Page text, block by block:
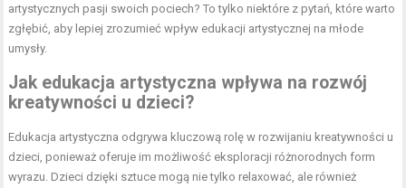
artystycznych pasji swoich pociech? To tylko niektóre z pytań, które warto
zgłębić, aby lepiej zrozumieć wpływ edukacji artystycznej na młode
umysły.
Jak edukacja artystyczna wpływa na rozwój
kreatywności u dzieci?
Edukacja artystyczna odgrywa kluczową rolę w rozwijaniu kreatywności u
dzieci, ponieważ oferuje im możliwość eksploracji różnorodnych form
wyrazu. Dzieci dzięki sztuce mogą nie tylko relaxować, ale również